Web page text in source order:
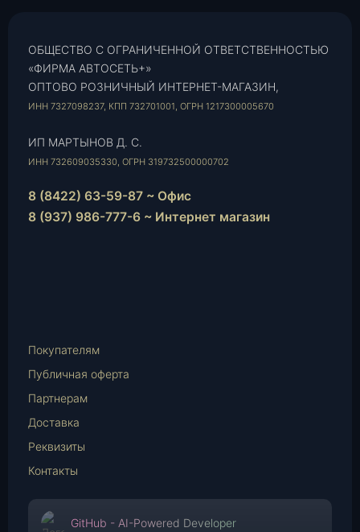
ОБЩЕСТВО С ОГРАНИЧЕННОЙ ОТВЕТСТВЕННОСТЬЮ
«ФИРМА АВТОСЕТЬ+»
ОПТОВО РОЗНИЧНЫЙ ИНТЕРНЕТ-МАГАЗИН,
ИНН 7327098237, КПП 732701001, ОГРН 1217300005670
ИП МАРТЫНОВ Д. С.
ИНН 732609035330, ОГРН 319732500000702
8 (8422) 63-59-87 ~ Офис
8 (937) 986-777-6 ~ Интернет магазин
Mail
Покупателям
Публичная оферта
Партнерам
Доставка
Реквизиты
Контакты
GitHub - AI-Powered Developer